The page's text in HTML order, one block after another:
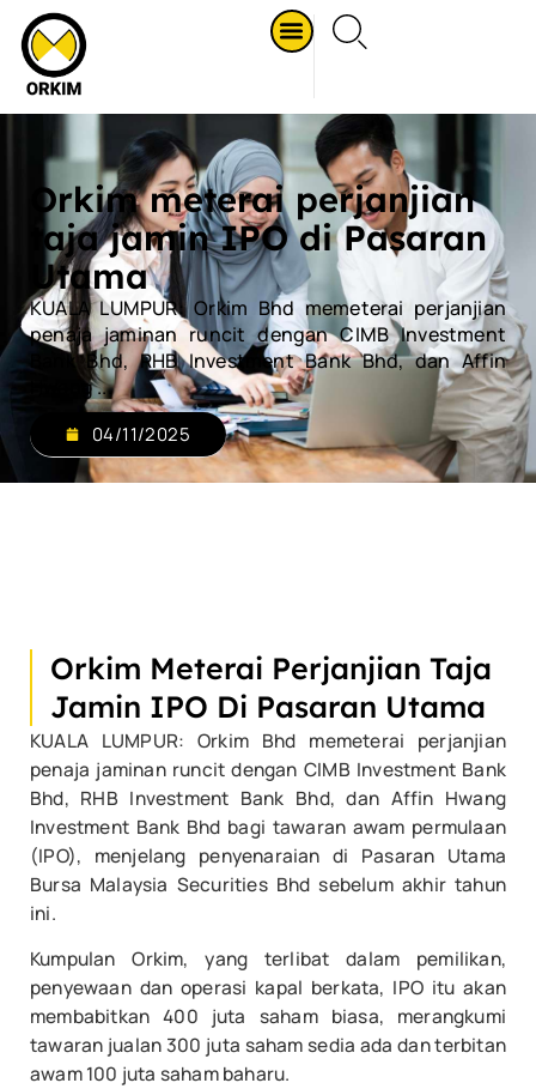
Orkim meterai perjanjian
taja jamin IPO di Pasaran
Utama
KUALA LUMPUR: Orkim Bhd memeterai perjanjian
penaja jaminan runcit dengan CIMB Investment
Bank Bhd, RHB Investment Bank Bhd, dan Affin
Hwang ...
04/11/2025
Orkim Meterai Perjanjian Taja
Jamin IPO Di Pasaran Utama
KUALA LUMPUR: Orkim Bhd memeterai perjanjian
penaja jaminan runcit dengan CIMB Investment Bank
Bhd, RHB Investment Bank Bhd, dan Affin Hwang
Investment Bank Bhd bagi tawaran awam permulaan
(IPO), menjelang penyenaraian di Pasaran Utama
Bursa Malaysia Securities Bhd sebelum akhir tahun
ini.
Kumpulan Orkim, yang terlibat dalam pemilikan,
penyewaan dan operasi kapal berkata, IPO itu akan
membabitkan 400 juta saham biasa, merangkumi
tawaran jualan 300 juta saham sedia ada dan terbitan
awam 100 juta saham baharu.